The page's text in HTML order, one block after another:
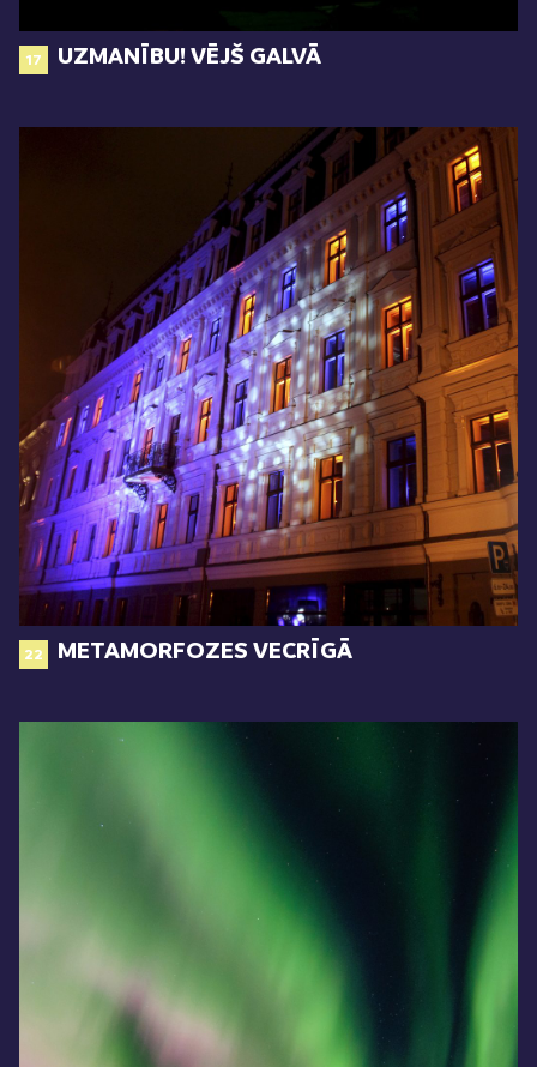
17 UZMANĪBU! VĒJŠ GALVĀ
22 METAMORFOZES VECRĪGĀ